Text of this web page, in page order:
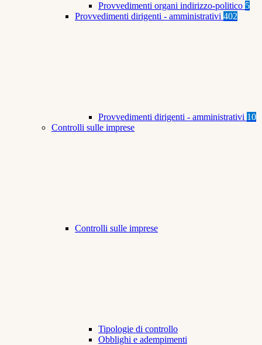
Provvedimenti organi indirizzo-politico 5
Provvedimenti dirigenti - amministrativi 402
Provvedimenti dirigenti - amministrativi 10
Controlli sulle imprese
Controlli sulle imprese
Tipologie di controllo
Obblighi e adempimenti